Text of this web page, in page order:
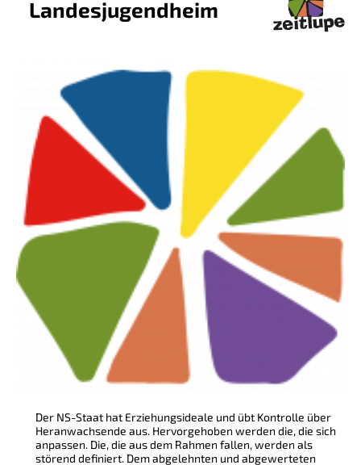
Landesjugendheim
Der NS-Staat hat Erziehungsideale und übt Kontrolle über
Heranwachsende aus. Hervorgehoben werden die, die sich
anpassen. Die, die aus dem Rahmen fallen, werden als
störend definiert. Dem abgelehnten und abgewerteten